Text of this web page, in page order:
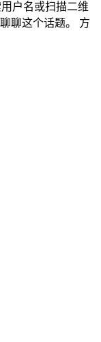
户名或扫描二维
聊这个话题。 方